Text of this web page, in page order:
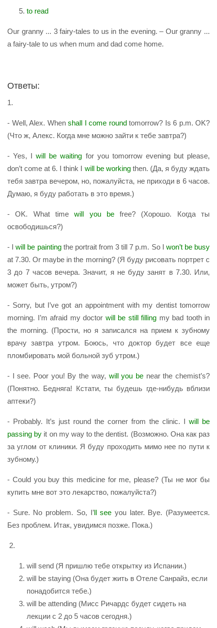
to read
Our granny ... 3 fairy-tales to us in the evening. – Our granny ...
a fairy-tale to us when mum and dad come home.
Ответы:
1.
- Well, Alex. When shall I come roundtomorrow? Is 6 p.m. OK?
(Что ж, Алекс. Когда мне можно зайти к тебе завтра?)
- Yes, Iwill be waiting for you tomorrow evening but please,
don’t come at 6. I think I will be workingthen. (Да, я буду ждать
тебя завтра вечером, но, пожалуйста, не приходи в 6 часов.
Думаю, я буду работать в это время.)
- OK. What timewill you befree? (Хорошо. Когда ты
освободишься?)
- Iwill be paintingthe portrait from 3 till 7 p.m. So I won’t be busy
at 7.30. Or maybe in the morning? (Я буду рисовать портрет с
3 до 7 часов вечера. Значит, я не буду занят в 7.30. Или,
может быть, утром?)
- Sorry, but I’ve got an appointment with my dentist tomorrow
morning. I’m afraid my doctor will be still filling my bad tooth in
the morning. (Прости, но я записался на прием к зубному
врачу завтра утром. Боюсь, что доктор будет все еще
пломбировать мой больной зуб утром.)
- I see. Poor you! By the way, will you benear the chemist’s?
(Понятно. Бедняга! Кстати, ты будешь где-нибудь вблизи
аптеки?)
- Probably. It’s just round the corner from the clinic. I will be
passing by it on my way to the dentist. (Возможно. Она как раз
за углом от клиники. Я буду проходить мимо нее по пути к
зубному.)
- Could you buy this medicine for me, please? (Ты не мог бы
купить мне вот это лекарство, пожалуйста?)
- Sure. No problem. So, I’ll see you later. Bye. (Разумеется.
Без проблем. Итак, увидимся позже. Пока.)
2.
will send (Я пришлю тебе открытку из Испании.)
will be staying (Она будет жить в Отеле Санрайз, если
понадобится тебе.)
will be attending (Мисс Ричардс будет сидеть на
лекции с 2 до 5 часов сегодня.)